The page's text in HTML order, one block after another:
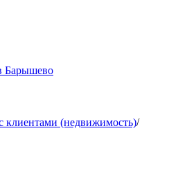
Барышево
клиентами (недвижимость)/